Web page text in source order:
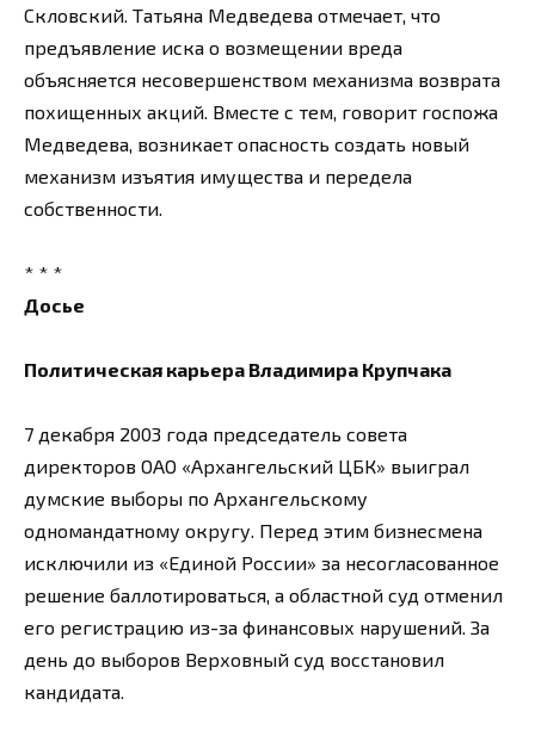
Скловский. Татьяна Медведева отмечает, что
предъявление иска о возмещении вреда
объясняется несовершенством механизма возврата
похищенных акций. Вместе с тем, говорит госпожа
Медведева, возникает опасность создать новый
механизм изъятия имущества и передела
собственности.
* * *
Досье
Политическая карьера Владимира Крупчака
7 декабря 2003 года председатель совета
директоров ОАО «Архангельский ЦБК» выиграл
думские выборы по Архангельскому
одномандатному округу. Перед этим бизнесмена
исключили из «Единой России» за несогласованное
решение баллотироваться, а областной суд отменил
его регистрацию из-за финансовых нарушений. За
день до выборов Верховный суд восстановил
кандидата.